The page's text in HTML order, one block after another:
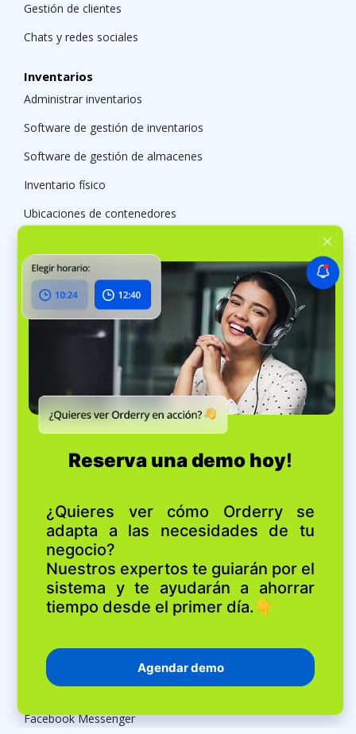
Gestión de clientes
Chats y redes sociales
Inventarios
Administrar inventarios
Software de gestión de inventarios
Software de gestión de almacenes
Inventario físico
Ubicaciones de contenedores
Personal
Gestor de empleados
Horarios de trabajo
Gestión de nóminas
Procesamiento de pagos
Pagos en persona
Software de cotización
Software de facturación
Informes y análisis
Informes y análisis
Análisis de surtido
Shopify
Integración de comercio electrónico
Facebook Messenger